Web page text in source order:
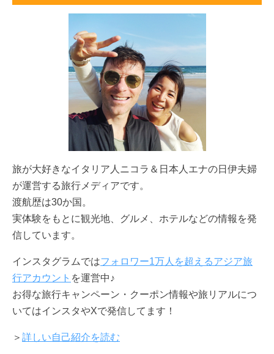
旅が大好きなイタリア人ニコラ＆日本人エナの日伊夫婦
が運営する旅行メディアです。
渡航歴は30か国。
実体験をもとに観光地、グルメ、ホテルなどの情報を発
信しています。
インスタグラムではフォロワー1万人を超えるアジア旅
行アカウント を運営中♪
お得な旅行キャンペーン・クーポン情報や旅リアルにつ
いてはインスタやXで発信してます！
＞ 詳しい自己紹介を読む